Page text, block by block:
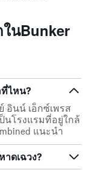
ในBunker
ที่ไหน?
อินน์ เอ็กซ์เพรส
นโรงแรมที่อยู่ใกล้
แนะนำ
ดเฉวง?